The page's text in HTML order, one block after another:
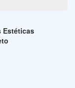
Estéticas